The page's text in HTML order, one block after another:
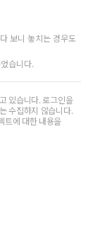
보니 놓치는 경우도
습니다.
있습니다. 로그인을
수집하지 않습니다.
트에 대한 내용을